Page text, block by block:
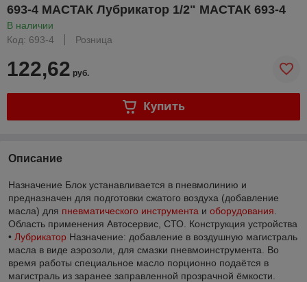
693-4 МАСТАК Лубрикатор 1/2" МАСТАК 693-4
В наличии
Код: 693-4
Розница
122,62 руб.
Купить
Описание
Назначение Блок устанавливается в пневмолинию и
предназначен для подготовки сжатого воздуха (добавление
масла) для пневматического инструмента и оборудования
Область применения Автосервис, СТО. Конструкция устройства
• Лубрикатор Назначение: добавление в воздушную магистраль
масла в виде аэрозоли, для смазки пневмоинструмента. Во
время работы специальное масло порционно подаётся в
магистраль из заранее заправленной прозрачной ёмкости.